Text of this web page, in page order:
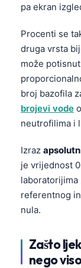
pa ekran
Procenti se
druga vrsta
može
broj bazofila
brojevi vode
neutrofilima i
Izraz
je vrijednost
referentnog
nula.
Zašto
nego